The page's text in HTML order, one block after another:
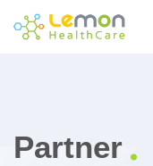
Partner